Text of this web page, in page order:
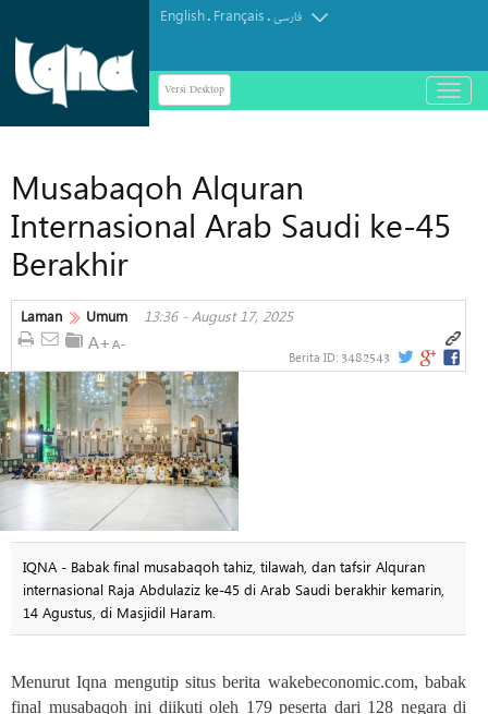
English. Français.فارسی
Versi Desktop
باز
و
Musabaqoh Alquran
Internasional Arab Saudi ke-45
Berakhir
Laman Umum 13:36 - August 17, 2025
Berita ID: 3482543
IQNA - Babak final musabaqoh tahiz, tilawah, dan tafsir Alquran
internasional Raja Abdulaziz ke-45 di Arab Saudi berakhir kemarin,
14 Agustus, di Masjidil Haram.
Menurut Iqna mengutip situs berita wakebeconomic.com, babak
final musabaqoh ini diikuti oleh 179 peserta dari 128 negara di